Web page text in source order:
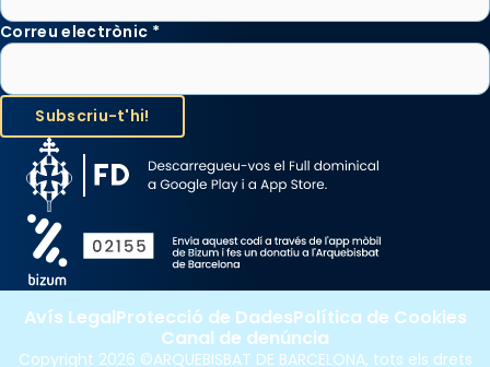
Correu electrònic *
Copyright 2026 ©ARQUEBISBAT DE BARCELONA, tots els drets
Avís LegalProtecció de DadesPolítica de Cookies
Canal de denúncia